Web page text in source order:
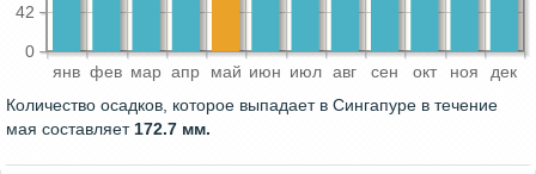
янв фев мар апр май июн июл авг сен окт ноя дек
0
42
Количество осадков, которое выпадает в Сингапуре в течение
мая составляет172.7 мм.